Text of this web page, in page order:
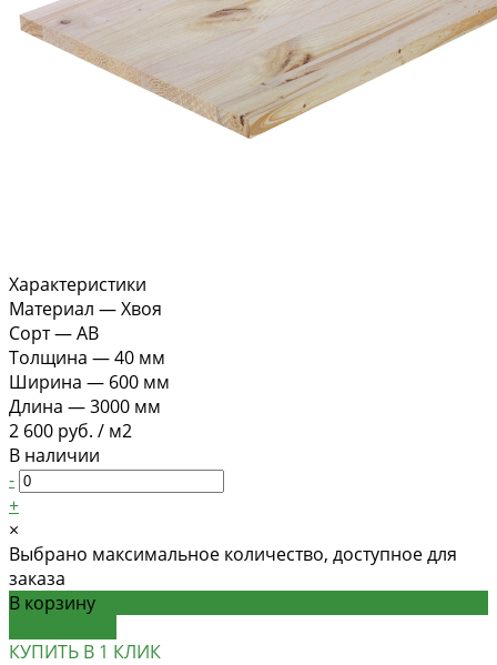
Характеристики
Материал —Хвоя
Сорт—АВ
Толщина —40 мм
Ширина — 600 мм
Длина —3000 мм
2 600 руб. / м2
В наличии
-
+
×
Выбрано максимальное количество, доступное для
заказа
В корзину
КУПИТЬ В 1 КЛИК